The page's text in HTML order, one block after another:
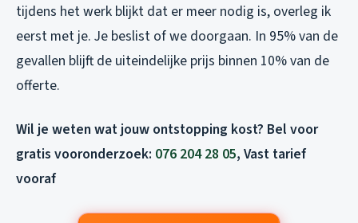
tijdens het werk blijkt dat er meer nodig is, overleg ik
eerst met je. Je beslist of we doorgaan. In 95% van de
gevallen blijft de uiteindelijke prijs binnen 10% van de
offerte.
Wil je weten wat jouw ontstopping kost? Bel voor
gratis vooronderzoek: 076 204 28 05, Vast tarief
vooraf